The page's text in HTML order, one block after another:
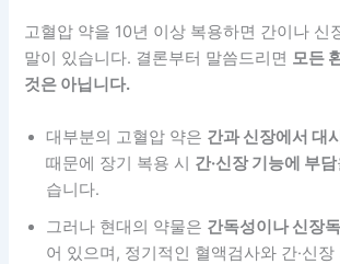
고혈압 약을 10년 이상 복용하면 간이나 신
말이 있습니다. 결론부터 말씀드리면 모든
것은 아닙니다.
대부분의 고혈압 약은 간과 신장에서 대
때문에 장기 복용 시 간·신장 기능에 부담
습니다.
그러나 현대의 약물은 간독성이나 신장
어 있으며, 정기적인 혈액검사와 간·신